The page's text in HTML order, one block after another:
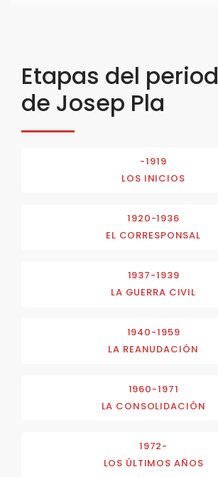
Etapas del
de Josep Pla
-1919
LOS INICIOS
1920-1936
EL CORRESPONSAL
1937-1939
LA GUERRA CIVIL
1940-1959
LA REANUDACIÓN
1960-1971
LA CONSOLIDACIÓN
1972-
LOS ÚLTIMOS AÑOS